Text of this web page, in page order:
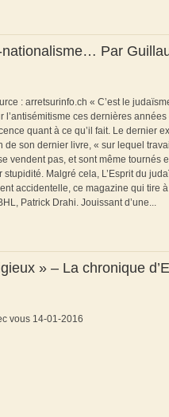
nationalisme… Par
: arretsurinfo.ch « C’est le
ces dernières
quant à ce qu’il fait. Le dernier
son dernier livre, « sur lequel
vendent pas, et sont même
Malgré cela, L’Esprit du
accidentelle, ce magazine qui
Patrick Drahi. Jouissant d’une...
» – La chronique
vous 14-01-2016